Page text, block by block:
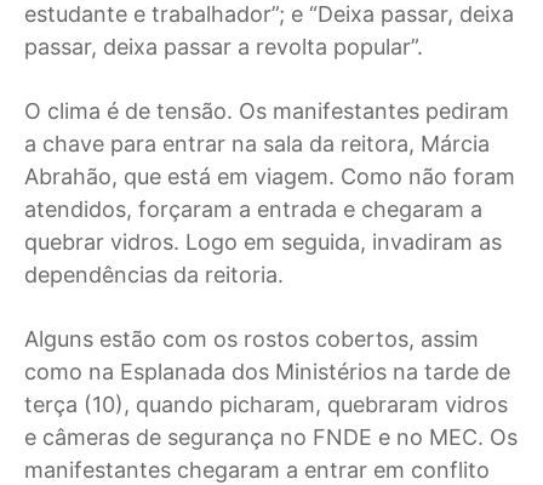
estudante e trabalhador”; e “Deixa passar, deixa
passar, deixa passar a revolta popular”.
O clima é de tensão. Os manifestantes pediram
a chave para entrar na sala da reitora, Márcia
Abrahão, que está em viagem. Como não foram
atendidos, forçaram a entrada e chegaram a
quebrar vidros. Logo em seguida, invadiram as
dependências da reitoria.
Alguns estão com os rostos cobertos, assim
como na Esplanada dos Ministérios na tarde de
terça (10), quando picharam, quebraram vidros
e câmeras de segurança no FNDE e no MEC. Os
manifestantes chegaram a entrar em conflito